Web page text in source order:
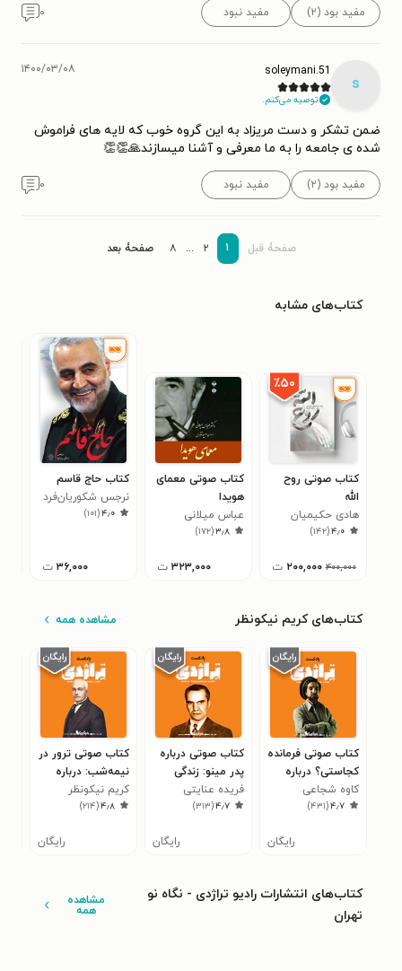
مفید بود (۲) مفید نبود ۰
s
soleymani.51
توصیه می‌کنم.
۱۴۰۰/۰۳/۰۸
ضمن تشکر و دست مریزاد به این گروه خوب که لایه های فراموش
شده ی جامعه را به ما معرفی و آشنا میسازند🙏👏👏
مفید بود (۲) مفید نبود ۰
صفحۀ قبل ۱ ۲ ... ۸ صفحۀ بعد
کتاب‌های مشابه
٪۵۰
کتاب صوتی روح
الله
هادی حکیمیان
۴٫۰(۱۴۲)
۴۰۰,۰۰۰ ۲۰۰,۰۰۰ ت
کتاب صوتی معمای
هویدا
عباس میلانی
۳٫۸(۱۷۲)
۳۲۳,۰۰۰ ت
کتاب حاج ‌قاسم
نرجس شکوریان‌فرد
نرجس شکوریان فرد
۴٫۰(۱۰۱)
۳۶,۰۰۰ ت
کتاب‌های کریم نیکونظر مشاهده همه
کتاب صوتی فرمانده
کجاستی؟ درباره
زندگی احمد‌شاه
مسعود
کاوه شجاعی
۴٫۷(۴۳۱)
رایگان
کتاب صوتی درباره
پدر مینو: زندگی
علی خسروشاهی
فریده عنایتی
۴٫۷(۳۱۳)
رایگان
کتاب صوتی ترور در
نیمه‌شب: درباره
زندگی ارباب
کیخسرو شاهرخ
کریم نیکونظر
۴٫۸(۲۱۴)
رایگان
کتاب‌های انتشارات رادیو تراژدی - نگاه نو
تهران
مشاهده
همه